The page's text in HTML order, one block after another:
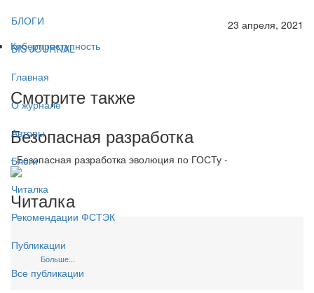
БЛОГИ
BIS JOURNAL
Главная
О журнале
Авторы
Блоги
Читалка
Рекомендации ФСТЭК
Публикации
Все публикации
23 апреля, 2021
Киберпреступность
Смотрите также
Безопасная разработка
- Безопасная разработка эволюция по ГОСТу -
Читалка
Больше...